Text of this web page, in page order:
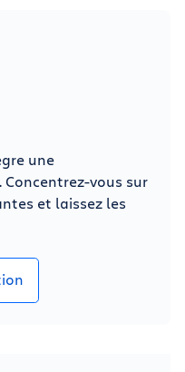
une
vous sur
et laissez les